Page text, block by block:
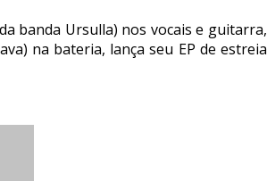
banda Ursulla) nos vocais e guitarra,
na bateria, lança seu EP de estreia